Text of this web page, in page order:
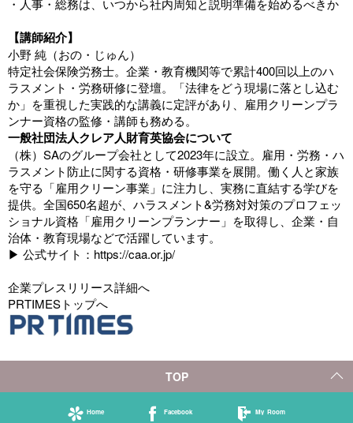
・人事・総務は、いつから社内周知と説明準備を始めるべきか
【講師紹介】
小野 純（おの・じゅん）
特定社会保険労務士。企業・教育機関等で累計400回以上のハ
ラスメント・労務研修に登壇。「法律をどう現場に落とし込む
か」を重視した実践的な講義に定評があり、雇用クリーンプラ
ンナー資格の監修・講師も務める。
一般社団法人クレア人財育英協会について
（株）SAのグループ会社として2023年に設立。雇用・労務・ハ
ラスメント防止に関する資格・研修事業を展開。働く人と家族
を守る「雇用クリーン事業」に注力し、実務に直結する学びを
提供。全国650名超が、ハラスメント&労務対対策のプロフェッ
ショナル資格「雇用クリーンプランナー」を取得し、企業・自
治体・教育現場などで活躍しています。
▶ 公式サイト： https://caa.or.jp/
企業プレスリリース詳細へ
PRTIMESトップへ
TOP
Home Facebook My Room